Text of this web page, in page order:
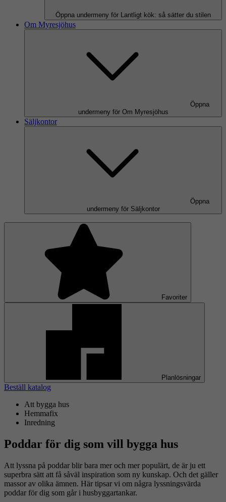
Öppna undermeny för Lantligt kök: så sätter du stilen
Om Myresjöhus
Öppna
undermeny för Om Myresjöhus
Säljkontor
Öppna
undermeny för Säljkontor
Favoriter
Planlösningar
Beställ katalog
Att bygga hus
Hemmafix
Inredning
Poddar för dig som vill bygga hus
Att lyssna på poddar blir bara mer och mer populärt, de är ju ett
superbra sätt att få såväl inspiration som ny kunskap. Och det gäller
massor av olika ämnen. Här tipsar vi om några lyssningsvärda
poddar för dig som går i husbyggartankar.